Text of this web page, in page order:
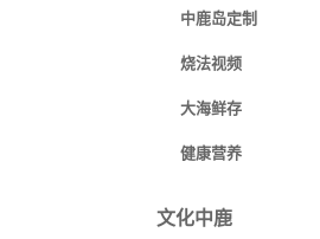
中鹿岛定制
烧法视频
大海鲜存
健康营养
文化中鹿